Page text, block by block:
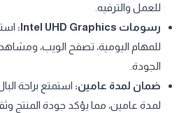
للعمل والترفيه.
رسومات Intel UHD Graphics:
للمهام اليومية، تصفح الويب،
الجودة.
ضمان لمدة عامين: استمتع براحة
لمدة عامين، مما يؤكد جودة المنتج